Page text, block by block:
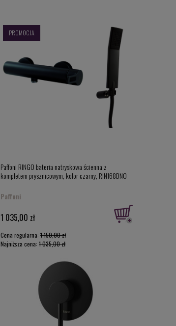
Paffoni RINGO bateria natryskowa ścienna z
kompletem prysznicowym, kolor czarny, RIN168DNO
Paffoni
1 035,00 zł
Cena regularna: 1 150,00 zł
Najniższa cena: 1 035,00 zł
PROMOCJA